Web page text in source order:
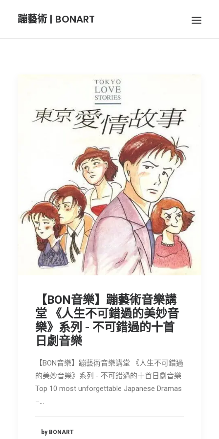
蹦藝術 | BONART
BON旅行
節慶長笛樂團
關於我們
會員專區
【BON音樂】蹦藝術音樂講
堂 《人生不可錯過的美妙音
樂》系列 - 不可錯過的十首
日劇音樂
【BON音樂】蹦藝術音樂講堂 《人生不可錯過
的美妙音樂》系列 - 不可錯過的十首日劇音樂
Top 10 most unforgettable Japanese Dramas
–…
by BONART